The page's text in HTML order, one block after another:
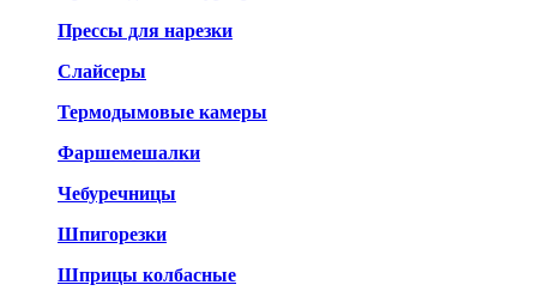
Прессы для нарезки
Слайсеры
Термодымовые камеры
Фаршемешалки
Чебуречницы
Шпигорезки
Шприцы колбасные